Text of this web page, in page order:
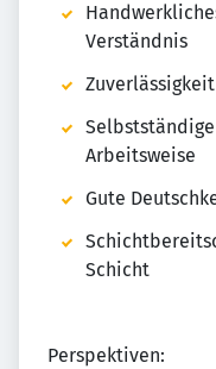
Verständnis
Arbeitsweise
Gute
Schicht
Perspektiven: